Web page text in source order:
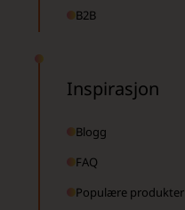
B2B
Inspirasjon
Blogg
FAQ
Populære produkter